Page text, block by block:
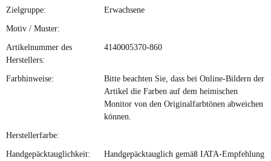
Zielgruppe: Erwachsene
Motiv / Muster:
Artikelnummer des
Herstellers:
4140005370-860
Farbhinweise:
Bitte beachten Sie, dass bei Online-Bildern der
Artikel die Farben auf dem heimischen
Monitor von den Originalfarbtönen abweichen
können.
Herstellerfarbe:
Handgepäcktauglichkeit:
Handgepäcktauglich gemäß IATA-Empfehlung